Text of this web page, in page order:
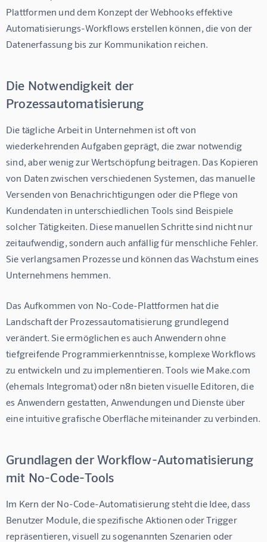
Plattformen und dem Konzept der Webhooks effektive
Automatisierungs-Workflows erstellen können, die von der
Datenerfassung bis zur Kommunikation reichen.
Die Notwendigkeit der
Prozessautomatisierung
Die tägliche Arbeit in Unternehmen ist oft von
wiederkehrenden Aufgaben geprägt, die zwar notwendig
sind, aber wenig zur Wertschöpfung beitragen. Das Kopieren
von Daten zwischen verschiedenen Systemen, das manuelle
Versenden von Benachrichtigungen oder die Pflege von
Kundendaten in unterschiedlichen Tools sind Beispiele
solcher Tätigkeiten. Diese manuellen Schritte sind nicht nur
zeitaufwendig, sondern auch anfällig für menschliche Fehler.
Sie verlangsamen Prozesse und können das Wachstum eines
Unternehmens hemmen.
Das Aufkommen von No-Code-Plattformen hat die
Landschaft der Prozessautomatisierung grundlegend
verändert. Sie ermöglichen es auch Anwendern ohne
tiefgreifende Programmierkenntnisse, komplexe Workflows
zu entwickeln und zu implementieren. Tools wie Make.com
(ehemals Integromat) oder n8n bieten visuelle Editoren, die
es Anwendern gestatten, Anwendungen und Dienste über
eine intuitive grafische Oberfläche miteinander zu verbinden.
Grundlagen der Workflow-Automatisierung
mit No-Code-Tools
Im Kern der No-Code-Automatisierung steht die Idee, dass
Benutzer Module, die spezifische Aktionen oder Trigger
repräsentieren, visuell zu sogenannten Szenarien oder